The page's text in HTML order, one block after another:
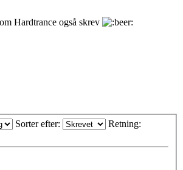
Hardtrance også skrev
Sorter efter: Retning: